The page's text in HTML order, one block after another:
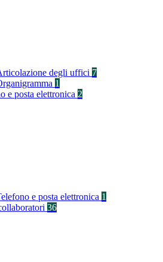
degli uffici 7
1
e posta elettronica 2
e posta elettronica 1
36